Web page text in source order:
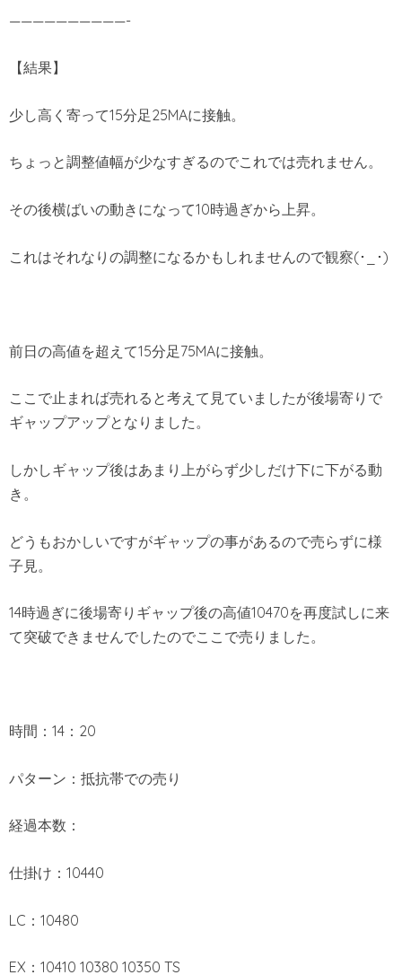
——————————-
【結果】
少し高く寄って15分足25MAに接触。
ちょっと調整値幅が少なすぎるのでこれでは売れません。
その後横ばいの動きになって10時過ぎから上昇。
これはそれなりの調整になるかもしれませんので観察(･_･)
前日の高値を超えて15分足75MAに接触。
ここで止まれば売れると考えて見ていましたが後場寄りで
ギャップアップとなりました。
しかしギャップ後はあまり上がらず少しだけ下に下がる動
き。
どうもおかしいですがギャップの事があるので売らずに様
子見。
14時過ぎに後場寄りギャップ後の高値10470を再度試しに来
て突破できませんでしたのでここで売りました。
時間：14：20
パターン：抵抗帯での売り
経過本数：
仕掛け：10440
LC：10480
EX：10410 10380 10350 TS